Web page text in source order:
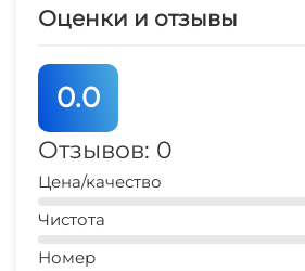
2 мин
2 мин
остановка
Оценки и отзывы
0.0
Отзывов: 0
Цена/качество
Чистота
Номер